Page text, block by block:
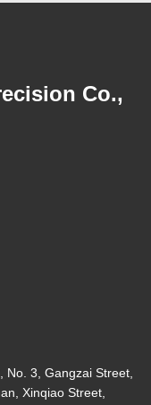
Co.,
No. 3, Gangzai Street,
Xinqiao Street,